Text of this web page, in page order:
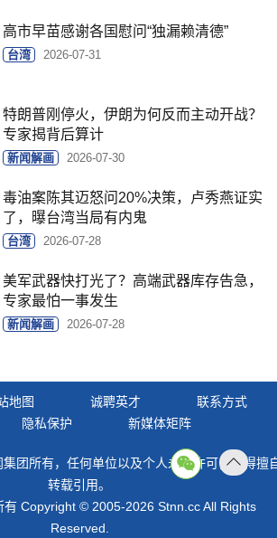
高市早苗感谢各国慰问“独漏赖清德”
台湾 2026-07-31
特朗普刚停火，伊朗为何反而主动开战？
专家揭背后算计
新闻解画 2026-07-30
毒油案陈其迈怒问20%决策，卢秀燕证实
了，曝台湾当局有内鬼
台湾 2026-07-28
美军武器快打光了？高端武器库存告急，
专家最怕一事发生
新闻解画 2026-07-28
地图 诚聘英才
联系方式
隐私保护 新媒体矩阵
团所有，任何单位以及个人未经许可，不得擅
转载引用。
有 Copyright © 2005-2026 Stnn.cc All Rights
Reserved.
顶部